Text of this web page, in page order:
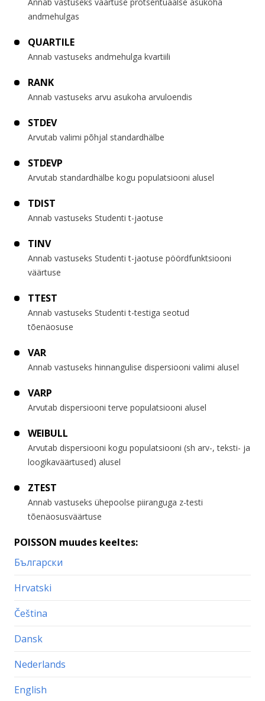
andmehulgas
QUARTILE
Annab vastuseks andmehulga kvartiili
RANK
Annab vastuseks arvu asukoha arvuloendis
STDEV
Arvutab valimi põhjal standardhälbe
STDEVP
Arvutab standardhälbe kogu populatsiooni alusel
TDIST
Annab vastuseks Studenti t-jaotuse
TINV
Annab vastuseks Studenti t-jaotuse pöördfunktsiooni
väärtuse
TTEST
Annab vastuseks Studenti t-testiga seotud
tõenäosuse
VAR
Annab vastuseks hinnangulise dispersiooni valimi alusel
VARP
Arvutab dispersiooni terve populatsiooni alusel
WEIBULL
Arvutab dispersiooni kogu populatsiooni (sh arv-, teksti- ja
loogikaväärtused) alusel
ZTEST
Annab vastuseks ühepoolse piiranguga z-testi
tõenäosusväärtuse
POISSON muudes keeltes:
Български
Hrvatski
Čeština
Dansk
Nederlands
English